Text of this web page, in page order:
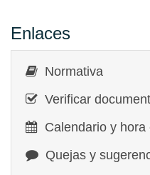
Enlaces
Normativa
Verificar
Calendario y hora
Quejas y